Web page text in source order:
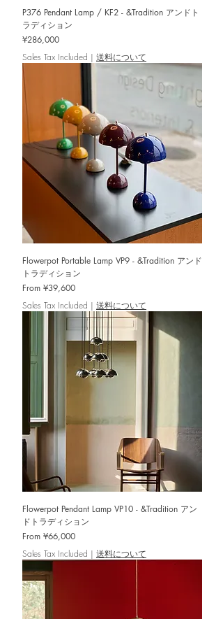
P376 Pendant Lamp / KF2 - &Tradition アンドト
ラディション
Price
¥286,000
Sales Tax Included | 送料について
Flowerpot Portable Lamp VP9 - &Tradition アンド
トラディション
From ¥39,600
Sale Price
Sales Tax Included | 送料について
Flowerpot Pendant Lamp VP10 - &Tradition アン
ドトラディション
From ¥66,000
Sale Price
Sales Tax Included | 送料について